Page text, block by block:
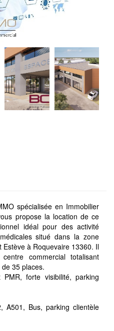
spécialisée en Immobilier
propose la location de ce
idéal pour des activité
situé dans la zone
Estève à Roquevaire 13360. Il
commercial totalisant
35 places.
forte visibilité, parking
A501, Bus, parking clientèle